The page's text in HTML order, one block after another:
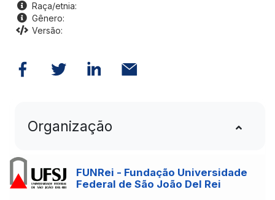
Raça/etnia:
Gênero:
Versão:
Organização
FUNRei - Fundação Universidade
Federal de São João Del Rei